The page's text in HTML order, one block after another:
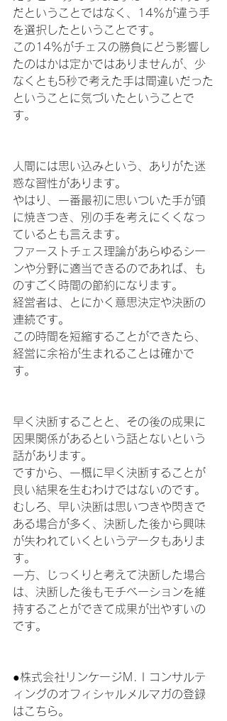
だということではなく、14％が違う手
を選択したということです。
この14％がチェスの勝負にどう影響し
たのはかは定かではありませんが、少
なくとも5秒で考えた手は間違いだった
ということに気づいたということで
す。
人間には思い込みという、ありがた迷
惑な習性があります。
やはり、一番最初に思いついた手が頭
に焼きつき、別の手を考えにくくなっ
ているとも言えます。
ファーストチェス理論があらゆるシー
ンや分野に適当できるのであれば、も
のすごく時間の節約になります。
経営者は、とにかく意思決定や決断の
連続です。
この時間を短縮することができたら、
経営に余裕が生まれることは確かで
す。
早く決断することと、その後の成果に
因果関係があるという話とないという
話があります。
ですから、一概に早く決断することが
良い結果を生むわけではないのです。
むしろ、早い決断は思いつきや閃きで
ある場合が多く、決断した後から興味
が失われていくというデータもありま
す。
一方、じっくりと考えて決断した場合
は、決断した後もモチベーションを維
持することができて成果が出やすいの
です。
●株式会社リンケージＭ.Ｉコンサルテ
ィングのオフィシャルメルマガの登録
はこちら。